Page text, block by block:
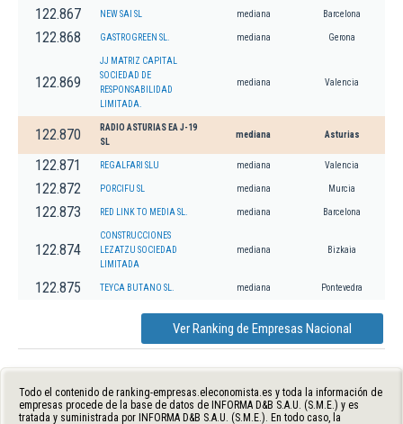
122.867 NEW SAI SL mediana Barcelona
122.868 GASTROGREEN SL. mediana Gerona
122.869
JJ MATRIZ CAPITAL
SOCIEDAD DE
RESPONSABILIDAD
LIMITADA.
mediana Valencia
122.870
RADIO ASTURIAS EA J-19
SL
mediana Asturias
122.871 REGALFARI SLU mediana Valencia
122.872 PORCIFU SL mediana Murcia
122.873 RED LINK TO MEDIA SL. mediana Barcelona
122.874
CONSTRUCCIONES
LEZATZU SOCIEDAD
LIMITADA
mediana Bizkaia
122.875 TEYCA BUTANO SL. mediana Pontevedra
Ver Ranking de Empresas Nacional
Todo el contenido de ranking-empresas.eleconomista.es y toda la información de
empresas procede de la base de datos de INFORMA D&B S.A.U. (S.M.E.) y es
tratada y suministrada por INFORMA D&B S.A.U. (S.M.E.). En todo caso, la